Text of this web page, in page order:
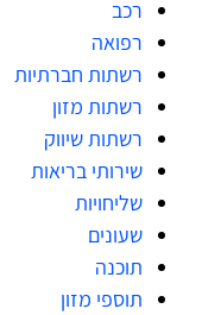
רכב
רפואה
רשתות חברתיות
רשתות מזון
רשתות שיווק
שירותי בריאות
שליחויות
שעונים
תוכנה
תוספי מזון